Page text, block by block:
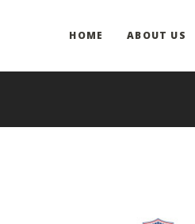
HOME ABOUT US